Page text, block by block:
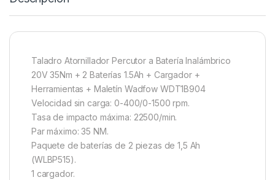
Taladro Atornillador Percutor a Batería Inalámbrico
20V 35Nm + 2 Baterías 1.5Ah + Cargador +
Herramientas + Maletín Wadfow WDT1B904
Velocidad sin carga: 0-400/0-1500 rpm.
Tasa de impacto máxima: 22500/min.
Par máximo: 35 NM.
Paquete de baterías de 2 piezas de 1,5 Ah
(WLBP515).
1 cargador.